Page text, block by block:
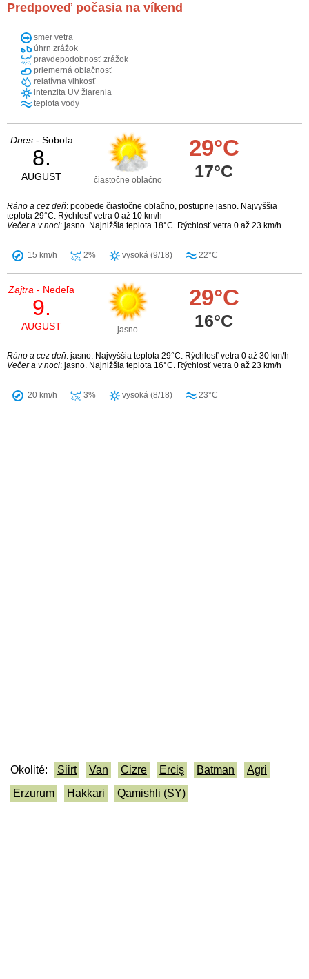
Predpoveď počasia na víkend
smer vetra
úhrn zrážok
pravdepodobnosť zrážok
priemerná oblačnosť
relatívna vlhkosť
intenzita UV žiarenia
teplota vody
Dnes- Sobota
8.
AUGUST čiastočne oblačno
29°C
17°C
Ráno a cez deň: poobede čiastočne oblačno, postupne jasno. Najvyššia
teplota 29°C. Rýchlosť vetra 0 až 10 km/h
Večer a v noci: jasno. Najnižšia teplota 18°C. Rýchlosť vetra 0 až 23 km/h
15 km/h 2% vysoká (9/18) 22°C
Zajtra - Nedeľa
9.
AUGUST jasno
29°C
16°C
Ráno a cez deň: jasno. Najvyššia teplota 29°C. Rýchlosť vetra 0 až 30 km/h
Večer a v noci: jasno. Najnižšia teplota 16°C. Rýchlosť vetra 0 až 23 km/h
20 km/h 3% vysoká (8/18) 23°C
Okolité: Siirt Van Cizre Erciş Batman
Agri
Erzurum
Hakkari Qamishli (SY)